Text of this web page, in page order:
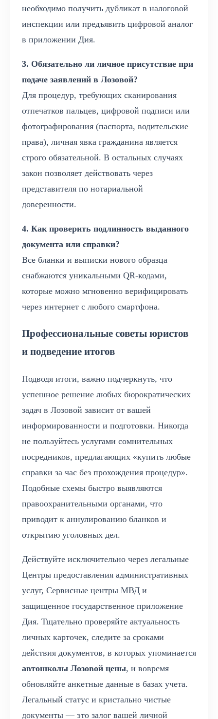
необходимо получить дубликат в налоговой
инспекции или предъявить цифровой аналог
в приложении Дия.
3. Обязательно ли личное присутствие при
подаче заявлений в Лозовой?
Для процедур, требующих сканирования
отпечатков пальцев, цифровой подписи или
фотографирования (паспорта, водительские
права), личная явка гражданина является
строго обязательной. В остальных случаях
закон позволяет действовать через
представителя по нотариальной
доверенности.
4. Как проверить подлинность выданного
документа или справки?
Все бланки и выписки нового образца
снабжаются уникальными QR-кодами,
которые можно мгновенно верифицировать
через интернет с любого смартфона.
Профессиональные советы юристов
и подведение итогов
Подводя итоги, важно подчеркнуть, что
успешное решение любых бюрократических
задач в Лозовой зависит от вашей
информированности и подготовки. Никогда
не пользуйтесь услугами сомнительных
посредников, предлагающих «купить любые
справки за час без прохождения процедур».
Подобные схемы быстро выявляются
правоохранительными органами, что
приводит к аннулированию бланков и
открытию уголовных дел.
Действуйте исключительно через легальные
Центры предоставления административных
услуг, Сервисные центры МВД и
защищенное государственное приложение
Дия. Тщательно проверяйте актуальность
личных карточек, следите за сроками
действия документов, в которых упоминается
автошколы Лозовой цены, и вовремя
обновляйте анкетные данные в базах учета.
Легальный статус и кристально чистые
документы — это залог вашей личной